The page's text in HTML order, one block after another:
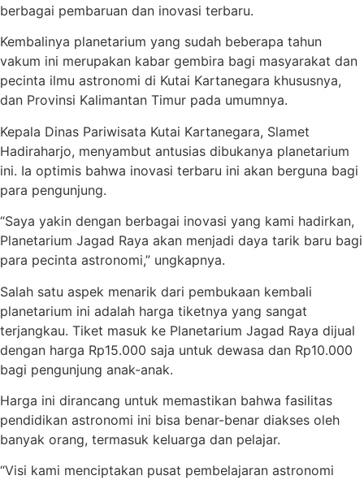
berbagai pembaruan dan inovasi terbaru.
Kembalinya planetarium yang sudah beberapa tahun
vakum ini merupakan kabar gembira bagi masyarakat dan
pecinta ilmu astronomi di Kutai Kartanegara khususnya,
dan Provinsi Kalimantan Timur pada umumnya.
Kepala Dinas Pariwisata Kutai Kartanegara, Slamet
Hadiraharjo, menyambut antusias dibukanya planetarium
ini. Ia optimis bahwa inovasi terbaru ini akan berguna bagi
para pengunjung.
“Saya yakin dengan berbagai inovasi yang kami hadirkan,
Planetarium Jagad Raya akan menjadi daya tarik baru bagi
para pecinta astronomi,” ungkapnya.
Salah satu aspek menarik dari pembukaan kembali
planetarium ini adalah harga tiketnya yang sangat
terjangkau. Tiket masuk ke Planetarium Jagad Raya dijual
dengan harga Rp15.000 saja untuk dewasa dan Rp10.000
bagi pengunjung anak-anak.
Harga ini dirancang untuk memastikan bahwa fasilitas
pendidikan astronomi ini bisa benar-benar diakses oleh
banyak orang, termasuk keluarga dan pelajar.
“Visi kami menciptakan pusat pembelajaran astronomi